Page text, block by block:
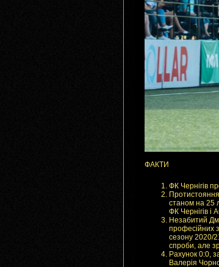
ФАКТИ
ФК Чернігів
станом на 25
ФК Чернігів і
Незабитий
професійних
сезону 2020/
спроби, але
Рахунок 0:0,
Валерія